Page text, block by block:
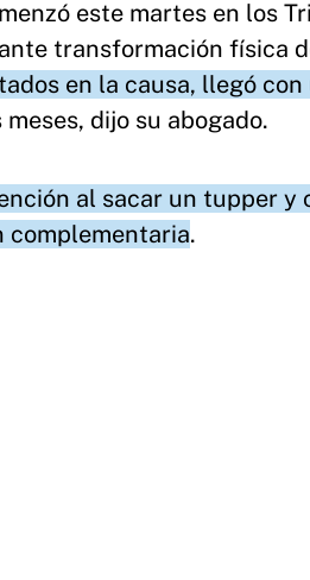
este martes en los
transformación física
en la causa, llegó
dijo su abogado.
al sacar un tupper y
complementaria.